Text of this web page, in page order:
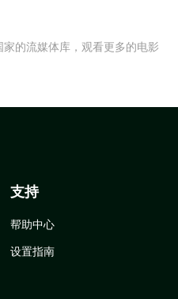
的流媒体库，观看更多的电影
支持
帮助中心
设置指南